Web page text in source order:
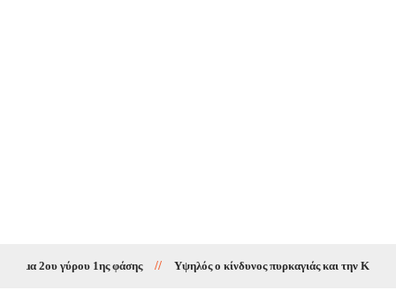
2ου γύρου 1ης φάσης // Υψηλός ο κίνδυνος πυρκαγιάς και την Κυριακή